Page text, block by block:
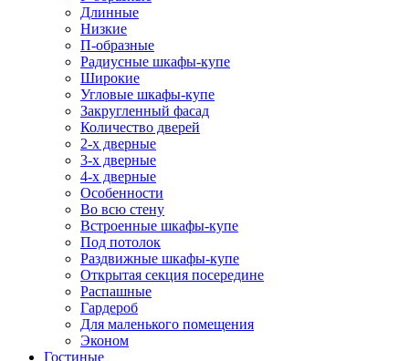
Длинные
Низкие
П-образные
Радиусные шкафы-купе
Широкие
Угловые шкафы-купе
Закругленный фасад
Количество дверей
2-х дверные
3-х дверные
4-х дверные
Особенности
Во всю стену
Встроенные шкафы-купе
Под потолок
Раздвижные шкафы-купе
Открытая секция посередине
Распашные
Гардероб
Для маленького помещения
Эконом
Гостиные